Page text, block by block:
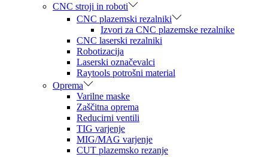
CNC stroji in roboti
CNC plazemski rezalniki
Izvori za CNC plazemske rezalnike
CNC laserski rezalniki
Robotizacija
Laserski označevalci
Raytools potrošni material
Oprema
Varilne maske
Zaščitna oprema
Reducirni ventili
TIG varjenje
MIG/MAG varjenje
CUT plazemsko rezanje